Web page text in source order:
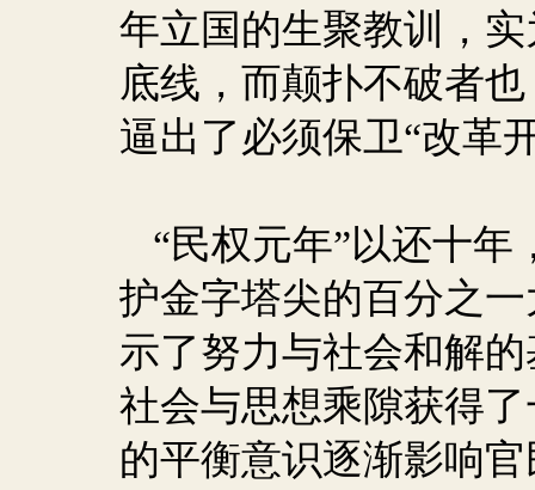
年立国的生聚教训，
底线，而颠扑不破者
逼出了必须保卫“改革
“民权元年”以还十
护金字塔尖的百分之
示了努力与社会和解
社会与思想乘隙获得
的平衡意识逐渐影响